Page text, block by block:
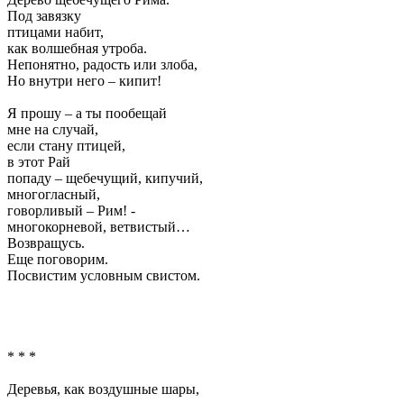
Под завязку
птицами набит,
как волшебная утроба.
Непонятно, радость или злоба,
Но внутри него – кипит!
Я прошу – а ты пообещай
мне на случай,
если стану птицей,
в этот Рай
попаду – щебечущий, кипучий,
многогласный,
говорливый – Рим! -
многокорневой, ветвистый…
Возвращусь.
Еще поговорим.
Посвистим условным свистом.
* * *
Деревья, как воздушные шары,